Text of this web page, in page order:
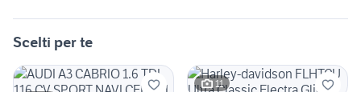
Scelti per te
11